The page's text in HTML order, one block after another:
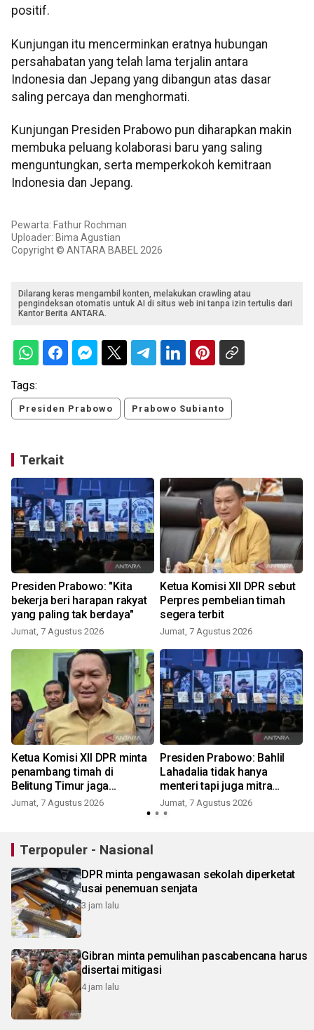
positif.
Kunjungan itu mencerminkan eratnya hubungan
persahabatan yang telah lama terjalin antara
Indonesia dan Jepang yang dibangun atas dasar
saling percaya dan menghormati.
Kunjungan Presiden Prabowo pun diharapkan makin
membuka peluang kolaborasi baru yang saling
menguntungkan, serta memperkokoh kemitraan
Indonesia dan Jepang.
Pewarta: Fathur Rochman
Uploader: Bima Agustian
Copyright © ANTARA BABEL 2026
Dilarang keras mengambil konten, melakukan crawling atau
pengindeksan otomatis untuk AI di situs web ini tanpa izin tertulis dari
Kantor Berita ANTARA.
Tags:
Presiden Prabowo Prabowo Subianto
Terkait
Presiden Prabowo: "Kita
bekerja beri harapan rakyat
yang paling tak berdaya"
Jumat, 7 Agustus 2026
Ketua Komisi XII DPR sebut
Perpres pembelian timah
segera terbit
Jumat, 7 Agustus 2026
Ketua Komisi XII DPR minta
penambang timah di
Belitung Timur jaga
kondusifitas
Jumat, 7 Agustus 2026
Presiden Prabowo: Bahlil
Lahadalia tidak hanya
menteri tapi juga mitra
politik
Jumat, 7 Agustus 2026
Terpopuler - Nasional
DPR minta pengawasan sekolah diperketat
usai penemuan senjata
3 jam lalu
Gibran minta pemulihan pascabencana harus
disertai mitigasi
4 jam lalu